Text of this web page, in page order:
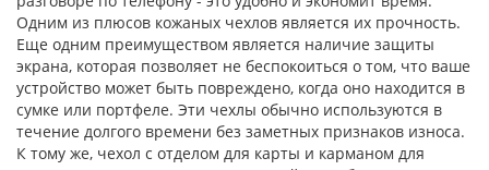
Одним из плюсов кожаных чехлов является их прочность.
Еще одним преимуществом является наличие защиты
экрана, которая позволяет не беспокоиться о том, что ваше
устройство может быть повреждено, когда оно находится в
сумке или портфеле. Эти чехлы обычно используются в
течение долгого времени без заметных признаков износа.
К тому же, чехол с отделом для карты и карманом для